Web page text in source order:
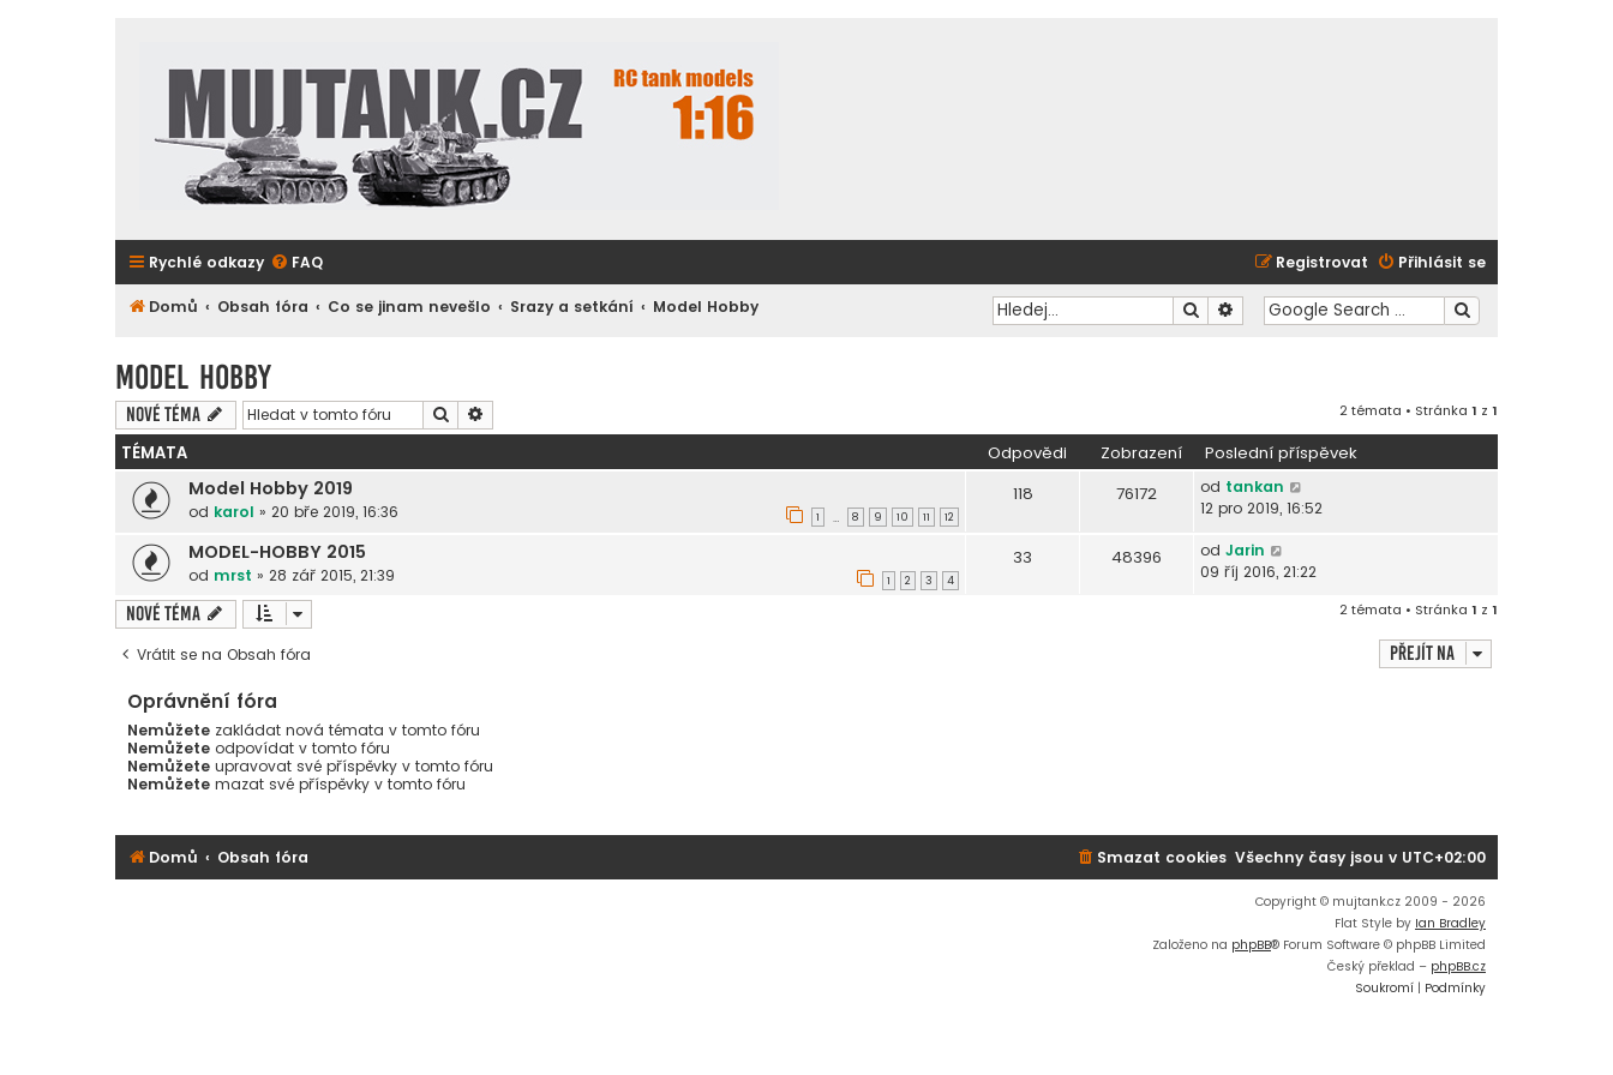
Rychlé odkazy FAQ Přihlásit se
Registrovat
Domů Obsah fóra Co se jinam nevešlo Srazy a setkání Model Hobby Hledat Pokročilé hledání
Model Hobby
Nové téma Hledat 2 témata • Stránka 1 z 1
TÉMATA Odpovědi Zobrazení Poslední příspěvek
Model Hobby 2019
od karol » 20 bře 2019, 16:36 1 … 8 9 10 11 12
118 76172 od tankan
12 pro 2019, 16:52
MODEL-HOBBY 2015
od mrst » 28 zář 2015, 21:39 1 2 3 4
33 48396 od Jarin
09 říj 2016, 21:22
Nové téma 2 témata • Stránka 1 z 1
Vrátit se na Obsah fóra Přejít na
Oprávnění fóra
Nemůžete zakládat nová témata v tomto fóru
Nemůžete odpovídat v tomto fóru
Nemůžete upravovat své příspěvky v tomto fóru
Nemůžete mazat své příspěvky v tomto fóru
Domů Obsah fóra Všechny časy jsou v UTC+02:00
Smazat cookies
Copyright © mujtank.cz 2009 - 2026
Flat Style by Ian Bradley
Založeno na phpBB® Forum Software © phpBB Limited
Český překlad – phpBB.cz
Soukromí | Podmínky